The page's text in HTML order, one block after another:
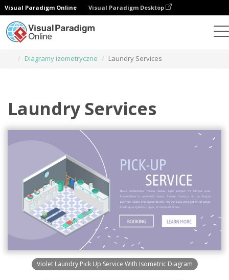
Visual Paradigm Online Visual Paradigm Desktop
Diagramy izometryczne
Laundry Services
Laundry Services
Violet Laundry Pick Up Service With Isometric Diagram